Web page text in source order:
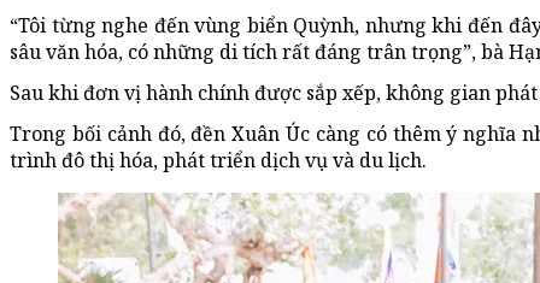
“Tôi từng nghe đến vùng biển Quỳnh, nhưng khi đến
sâu văn hóa, có những di tích rất đáng trân trọng”, bà
Sau khi đơn vị hành chính được sắp xếp, không gian
Trong bối cảnh đó, đền Xuân Úc càng có thêm ý nghĩa
trình đô thị hóa, phát triển dịch vụ và du lịch.